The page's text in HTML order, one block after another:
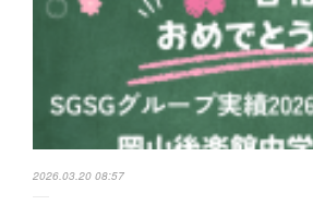
2026.03.20 08:57